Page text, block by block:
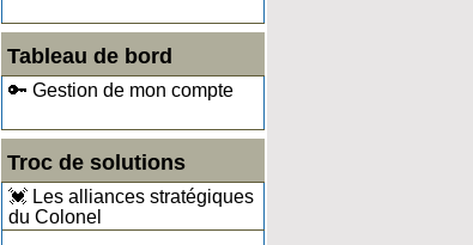
Tableau de bord
🔑 Gestion de mon compte
Troc de solutions
💓 Les alliances stratégiques
du Colonel